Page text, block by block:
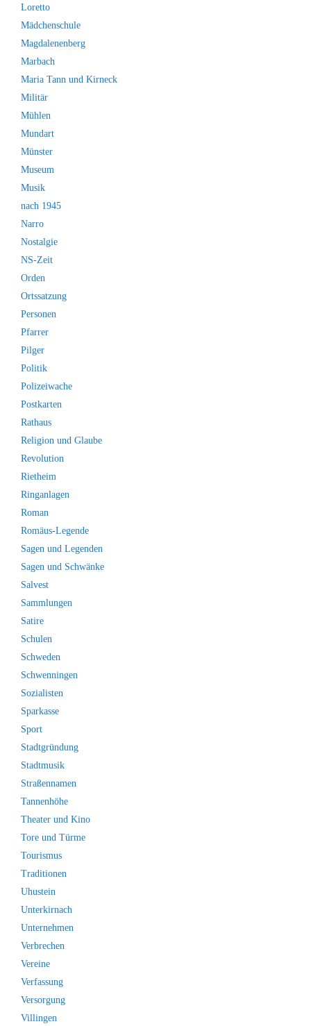
Loretto
Mädchenschule
Magdalenenberg
Marbach
Maria Tann und Kirneck
Militär
Mühlen
Mundart
Münster
Museum
Musik
nach 1945
Narro
Nostalgie
NS-Zeit
Orden
Ortssatzung
Personen
Pfarrer
Pilger
Politik
Polizeiwache
Postkarten
Rathaus
Religion und Glaube
Revolution
Rietheim
Ringanlagen
Roman
Romäus-Legende
Sagen und Legenden
Sagen und Schwänke
Salvest
Sammlungen
Satire
Schulen
Schweden
Schwenningen
Sozialisten
Sparkasse
Sport
Stadtgründung
Stadtmusik
Straßennamen
Tannenhöhe
Theater und Kino
Tore und Türme
Tourismus
Traditionen
Uhustein
Unterkirnach
Unternehmen
Verbrechen
Vereine
Verfassung
Versorgung
Villingen